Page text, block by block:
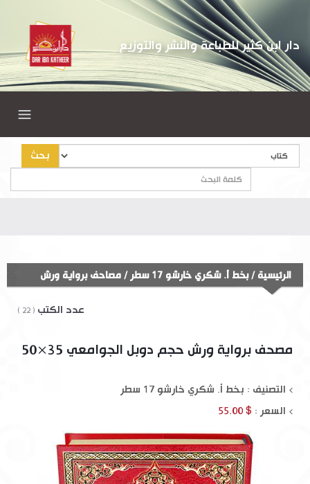
دار ابن كثير للطباعة والنشر والتوزيع
بحث
الرئيسية /بخط أ. شكري خارشو 17 سطر / مصاحف برواية ورش
عدد الكتب ( 22 )
مصحف برواية ورش حجم دوبل الجوامعي 35×50
التصنيف : بخط أ. شكري خارشو 17 سطر
السعر : $ 55.00